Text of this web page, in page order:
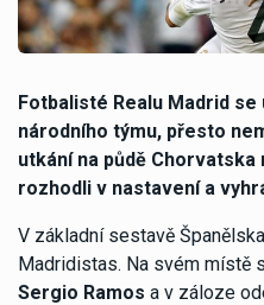
Fotbalisté Realu Madrid
národního týmu, přesto
utkání na půdě
rozhodli v nastavení a
V základní sestavě
Madridistas. Na svém místě
Sergio Ramos a v záloze